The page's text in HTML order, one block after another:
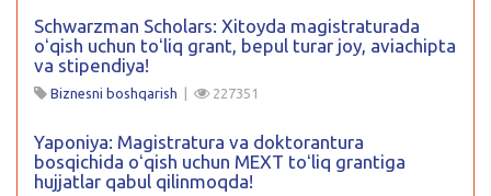
Schwarzman Scholars: Xitoyda magistraturada
oʻqish uchun toʻliq grant, bepul turar joy, aviachipta
va stipendiya!
Biznesni boshqarish | 227351
Yaponiya: Magistratura va doktorantura
bosqichida oʻqish uchun MEXT toʻliq grantiga
hujjatlar qabul qilinmoqda!